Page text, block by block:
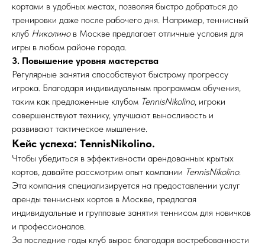
кортами в удобных местах, позволяя быстро добраться до
тренировки даже после рабочего дня. Например, теннисный
клуб Николинов Москве предлагает отличные условия для
игры в любом районе города.
3. Повышение уровня мастерства
Регулярные занятия способствуют быстрому прогрессу
игрока. Благодаря индивидуальным программам обучения,
таким как предложенные клубом TennisNikolino, игроки
совершенствуют технику, улучшают выносливость и
развивают тактическое мышление.
Кейс успеха: TennisNikolino.
Чтобы убедиться в эффективности арендованных крытых
кортов, давайте рассмотрим опыт компании TennisNikolino.
Эта компания специализируется на предоставлении услуг
аренды теннисных кортов в Москве, предлагая
индивидуальные и групповые занятия теннисом для новичков
и профессионалов.
За последние годы клуб вырос благодаря востребованности